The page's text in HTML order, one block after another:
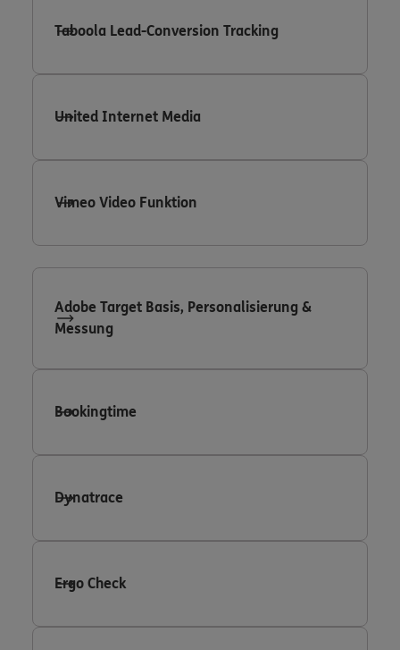
Taboola Lead-Conversion Tracking
United Internet Media
Vimeo Video Funktion
Adobe Target Basis, Personalisierung &
Messung
Bookingtime
Dynatrace
Ergo Check